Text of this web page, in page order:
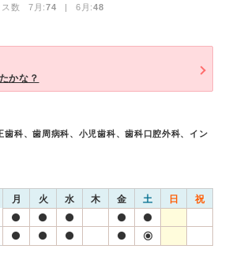
ス数 7月:74 | 6月:48
かな？
歯科、歯周病科、小児歯科、歯科口腔外科、イン
月 火 水 木 金 土 日 祝